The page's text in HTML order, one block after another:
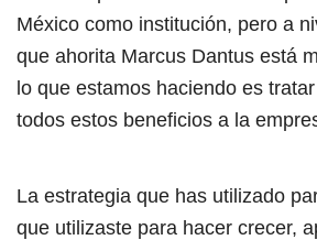
México como institución, pero a
que ahorita Marcus Dantus está
lo que estamos haciendo es
todos estos beneficios a la
La estrategia que has utilizado
que utilizaste para hacer crecer,